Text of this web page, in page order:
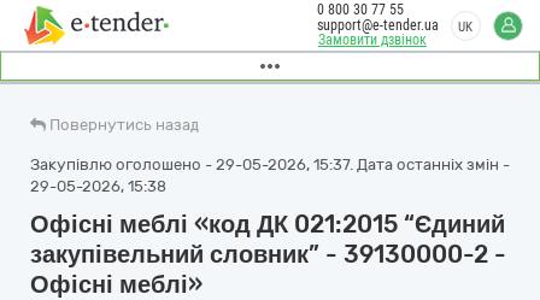
Замовити дзвінок
0 800 30 77 55
support@e-tender.ua
UK
Повернутись назад
Закупівлю оголошено - 29-05-2026, 15:37. Дата останніх змін -
29-05-2026, 15:38
Офісні меблі «код ДК 021:2015 “Єдиний
закупівельний словник” - 39130000-2 -
Офісні меблі»